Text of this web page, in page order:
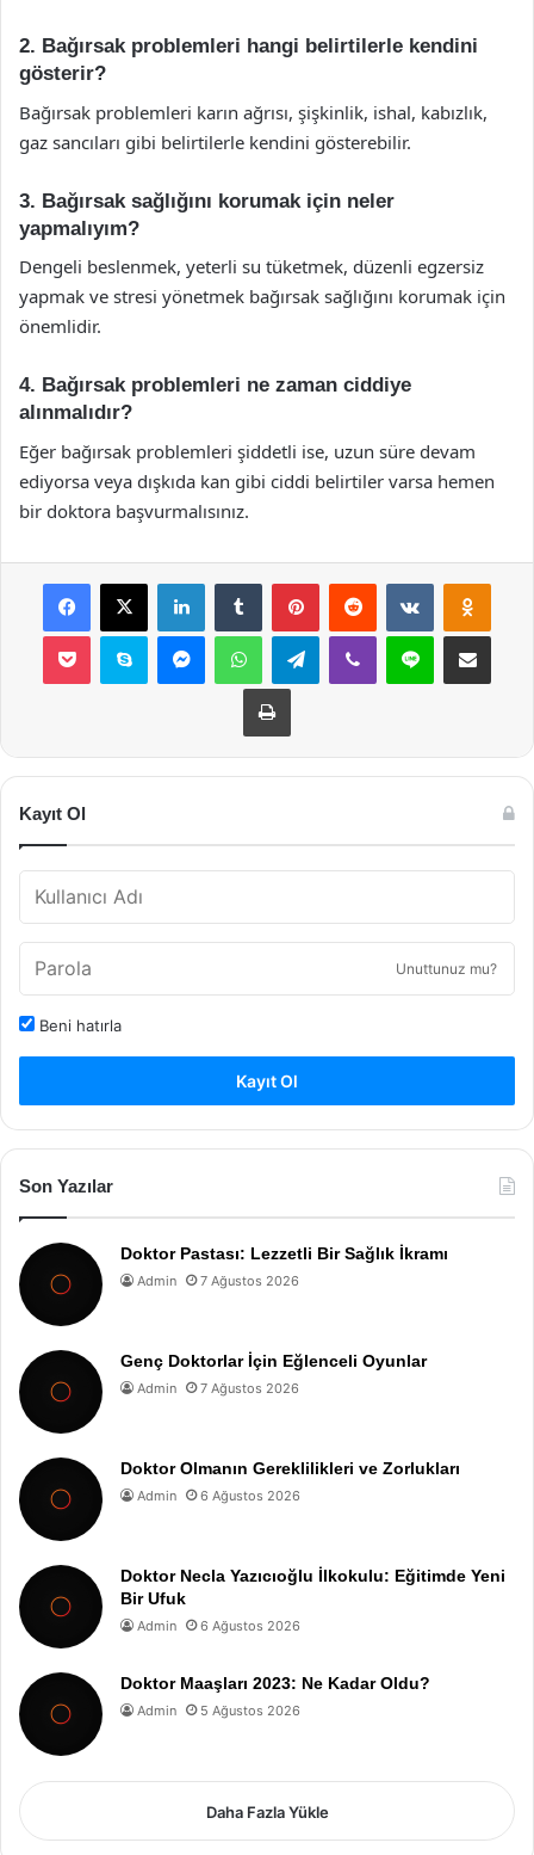
2. Bağırsak problemleri hangi belirtilerle kendini
gösterir?
Bağırsak problemleri karın ağrısı, şişkinlik, ishal, kabızlık,
gaz sancıları gibi belirtilerle kendini gösterebilir.
3. Bağırsak sağlığını korumak için neler
yapmalıyım?
Dengeli beslenmek, yeterli su tüketmek, düzenli egzersiz
yapmak ve stresi yönetmek bağırsak sağlığını korumak için
önemlidir.
4. Bağırsak problemleri ne zaman ciddiye
alınmalıdır?
Eğer bağırsak problemleri şiddetli ise, uzun süre devam
ediyorsa veya dışkıda kan gibi ciddi belirtiler varsa hemen
bir doktora başvurmalısınız.
Facebook
X LinkedInTumblr PinterestReddit VKontakte
Pocket Skype MessengerWhatsAppTelegramViber Line E-Posta ile
Yazdır
Kayıt Ol
Unuttunuz mu?
Beni hatırla
Kayıt Ol
Son Yazılar
Doktor Pastası: Lezzetli Bir Sağlık İkramı
Admin 7 Ağustos 2026
Genç Doktorlar İçin Eğlenceli Oyunlar
Admin 7 Ağustos 2026
Doktor Olmanın Gereklilikleri ve Zorlukları
Admin 6 Ağustos 2026
Doktor Necla Yazıcıoğlu İlkokulu: Eğitimde Yeni
Bir Ufuk
Admin 6 Ağustos 2026
Doktor Maaşları 2023: Ne Kadar Oldu?
Admin 5 Ağustos 2026
Daha Fazla Yükle